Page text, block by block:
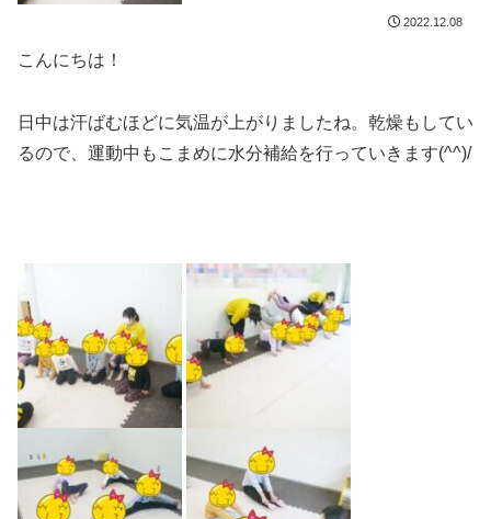
2022.12.08
こんにちは！
日中は汗ばむほどに気温が上がりましたね。乾燥もしてい
るので、運動中もこまめに水分補給を行っていきます(^^)/